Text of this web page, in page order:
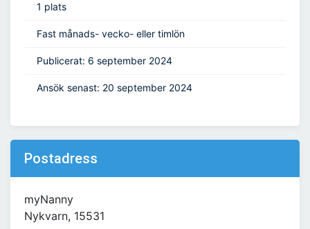
1 plats
Fast månads- vecko- eller timlön
Publicerat: 6 september 2024
Ansök senast: 20 september 2024
Postadress
myNanny
Nykvarn, 15531